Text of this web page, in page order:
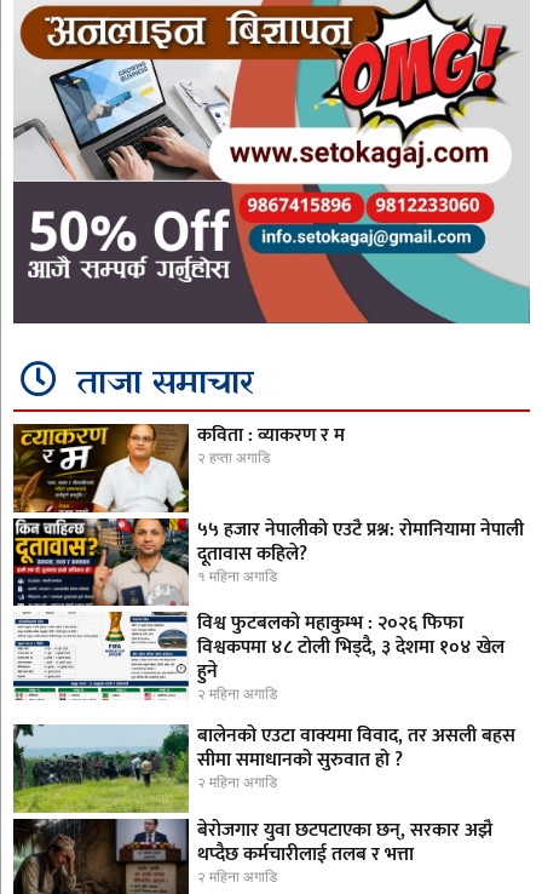
ताजा समाचार
कविता : व्याकरण र म
२ हप्ता अगाडि
५५ हजार नेपालीको एउटै प्रश्न: रोमानियामा नेपाली
दूतावास कहिले?
१ महिना अगाडि
विश्व फुटबलको महाकुम्भ : २०२६ फिफा
विश्वकपमा ४८ टोली भिड्दै, ३ देशमा १०४ खेल
हुने
२ महिना अगाडि
बालेनको एउटा वाक्यमा विवाद, तर असली बहस
सीमा समाधानको सुरुवात हो ?
२ महिना अगाडि
बेरोजगार युवा छटपटाएका छन्, सरकार अझै
थप्दैछ कर्मचारीलाई तलब र भत्ता
२ महिना अगाडि